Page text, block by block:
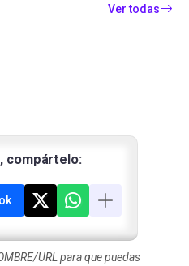
Ver todas
compártelo:
URL para que puedas